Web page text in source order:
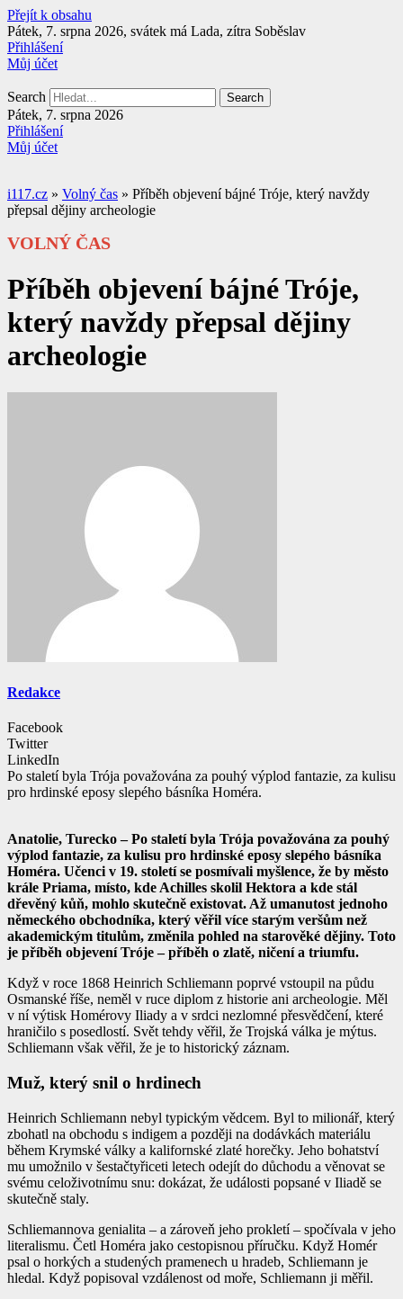
Přejít k obsahu
Pátek, 7. srpna 2026, svátek má Lada, zítra Soběslav
Přihlášení
Můj účet
Search Search
Pátek, 7. srpna 2026
Přihlášení
Můj účet
i117.cz » Volný čas » Příběh objevení bájné Tróje, který navždy
přepsal dějiny archeologie
VOLNÝ ČAS
Příběh objevení bájné Tróje,
který navždy přepsal dějiny
archeologie
Redakce
Facebook
Twitter
LinkedIn
Po staletí byla Trója považována za pouhý výplod fantazie, za kulisu
pro hrdinské eposy slepého básníka Homéra.
Anatolie, Turecko – Po staletí byla Trója považována za pouhý
výplod fantazie, za kulisu pro hrdinské eposy slepého básníka
Homéra. Učenci v 19. století se posmívali myšlence, že by město
krále Priama, místo, kde Achilles skolil Hektora a kde stál
dřevěný kůň, mohlo skutečně existovat. Až umanutost jednoho
německého obchodníka, který věřil více starým veršům než
akademickým titulům, změnila pohled na starověké dějiny. Toto
je příběh objevení Tróje – příběh o zlatě, ničení a triumfu.
Když v roce 1868 Heinrich Schliemann poprvé vstoupil na půdu
Osmanské říše, neměl v ruce diplom z historie ani archeologie. Měl
v ní výtisk Homérovy Iliady a v srdci nezlomné přesvědčení, které
hraničilo s posedlostí. Svět tehdy věřil, že Trojská válka je mýtus.
Schliemann však věřil, že je to historický záznam.
Muž, který snil o hrdinech
Heinrich Schliemann nebyl typickým vědcem. Byl to milionář, který
zbohatl na obchodu s indigem a později na dodávkách materiálu
během Krymské války a kalifornské zlaté horečky. Jeho bohatství
mu umožnilo v šestačtyřiceti letech odejít do důchodu a věnovat se
svému celoživotnímu snu: dokázat, že události popsané v Iliadě se
skutečně staly.
Schliemannova genialita – a zároveň jeho prokletí – spočívala v jeho
literalismu. Četl Homéra jako cestopisnou příručku. Když Homér
psal o horkých a studených pramenech u hradeb, Schliemann je
hledal. Když popisoval vzdálenost od moře, Schliemann ji měřil.